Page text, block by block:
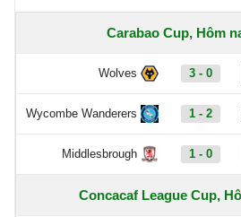
Carabao Cup, Hôm
Wolves 3 - 0
Wycombe Wanderers 1 - 2
Middlesbrough 1 - 0
Concacaf League Cup,